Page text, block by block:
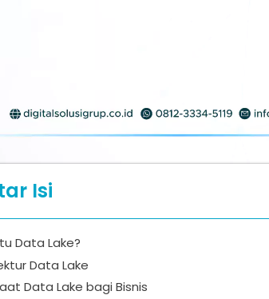
Isi
Data Lake?
Data Lake
Data Lake bagi Bisnis